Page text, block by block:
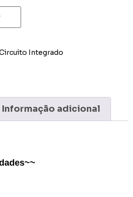
Integrado
Informação adicional